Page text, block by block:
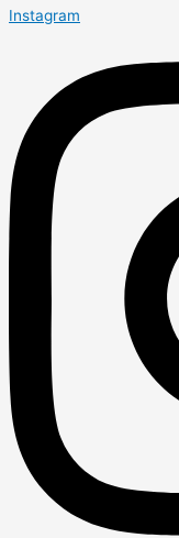
Instagram